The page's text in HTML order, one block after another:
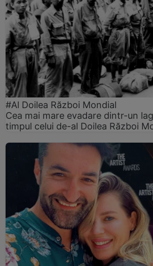
#Al Doilea Război Mondial
Cea mai mare evadare dintr-un
timpul celui de-al Doilea Război